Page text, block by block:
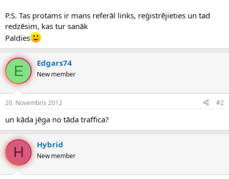
P.S. Tas protams ir mans referāl links, reģistrējieties un tad
redzēsim, kas tur sanāk
Paldies
E Edgars74
New member
20. Novembris 2012 #2
un kāda jēga no tāda traffica?
H Hybrid
New member